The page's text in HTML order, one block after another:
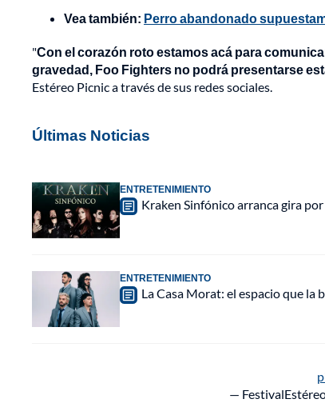
Vea también: Perro abandonado
"Con el corazón roto estamos acá para
gravedad, Foo Fighters no podrá presentarse
Estéreo Picnic a través de sus redes sociales.
Últimas Noticias
ENTRETENIMIENTO
Kraken Sinfónico arranca gira
ENTRETENIMIENTO
La Casa Morat: el espacio que la
—